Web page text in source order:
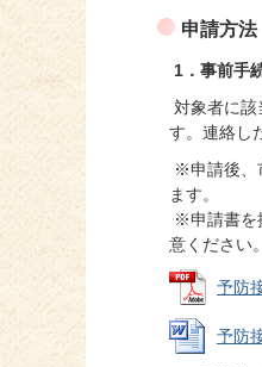
申請方法
1．事前手
対象者に該
す。連絡し
※申請後、
ます。
※申請書を
意ください。
予防
予防